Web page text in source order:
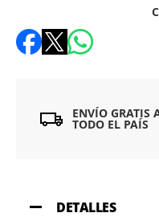
ENVÍO GRATIS
TODO EL PAÍS
DETALLES